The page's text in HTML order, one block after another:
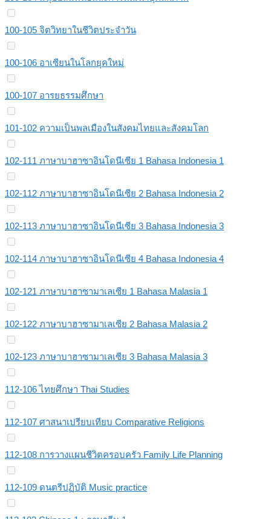
100-105 จิตวิทยาในชีวิตประจำวัน
100-106 อาเซียนในโลกยุคใหม่
100-107 อารยธรรมศึกษา
101-102 ความเป็นพลเมืองในสังคมไทยและสังคมโลก
102-111 ภาษาบาฮาซาอินโดนีเซีย 1 Bahasa Indonesia 1
102-112 ภาษาบาฮาซาอินโดนีเซีย 2 Bahasa Indonesia 2
102-113 ภาษาบาฮาซาอินโดนีเซีย 3 Bahasa Indonesia 3
102-114 ภาษาบาฮาซาอินโดนีเซีย 4 Bahasa Indonesia 4
102-121 ภาษาบาฮาซามาเลเซีย 1 Bahasa Malasia 1
102-122 ภาษาบาฮาซามาเลเซีย 2 Bahasa Malasia 2
102-123 ภาษาบาฮาซามาเลเซีย 3 Bahasa Malasia 3
112-106 ไทยศึกษา Thai Studies
112-107 ศาสนาเปรียบเทียบ Comparative Religions
112-108 การวางแผนชีวิตครอบครัว Family Life Planning
112-109 ดนตรีปฏิบัติ Music practice